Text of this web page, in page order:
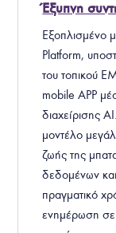
Έξυπνη
Εξοπλισμένο
Platform,
του τοπικού
mobile APP
διαχείρισης
μοντέλο
ζωής της
δεδομένων
πραγματικό
ενημέρωση σε